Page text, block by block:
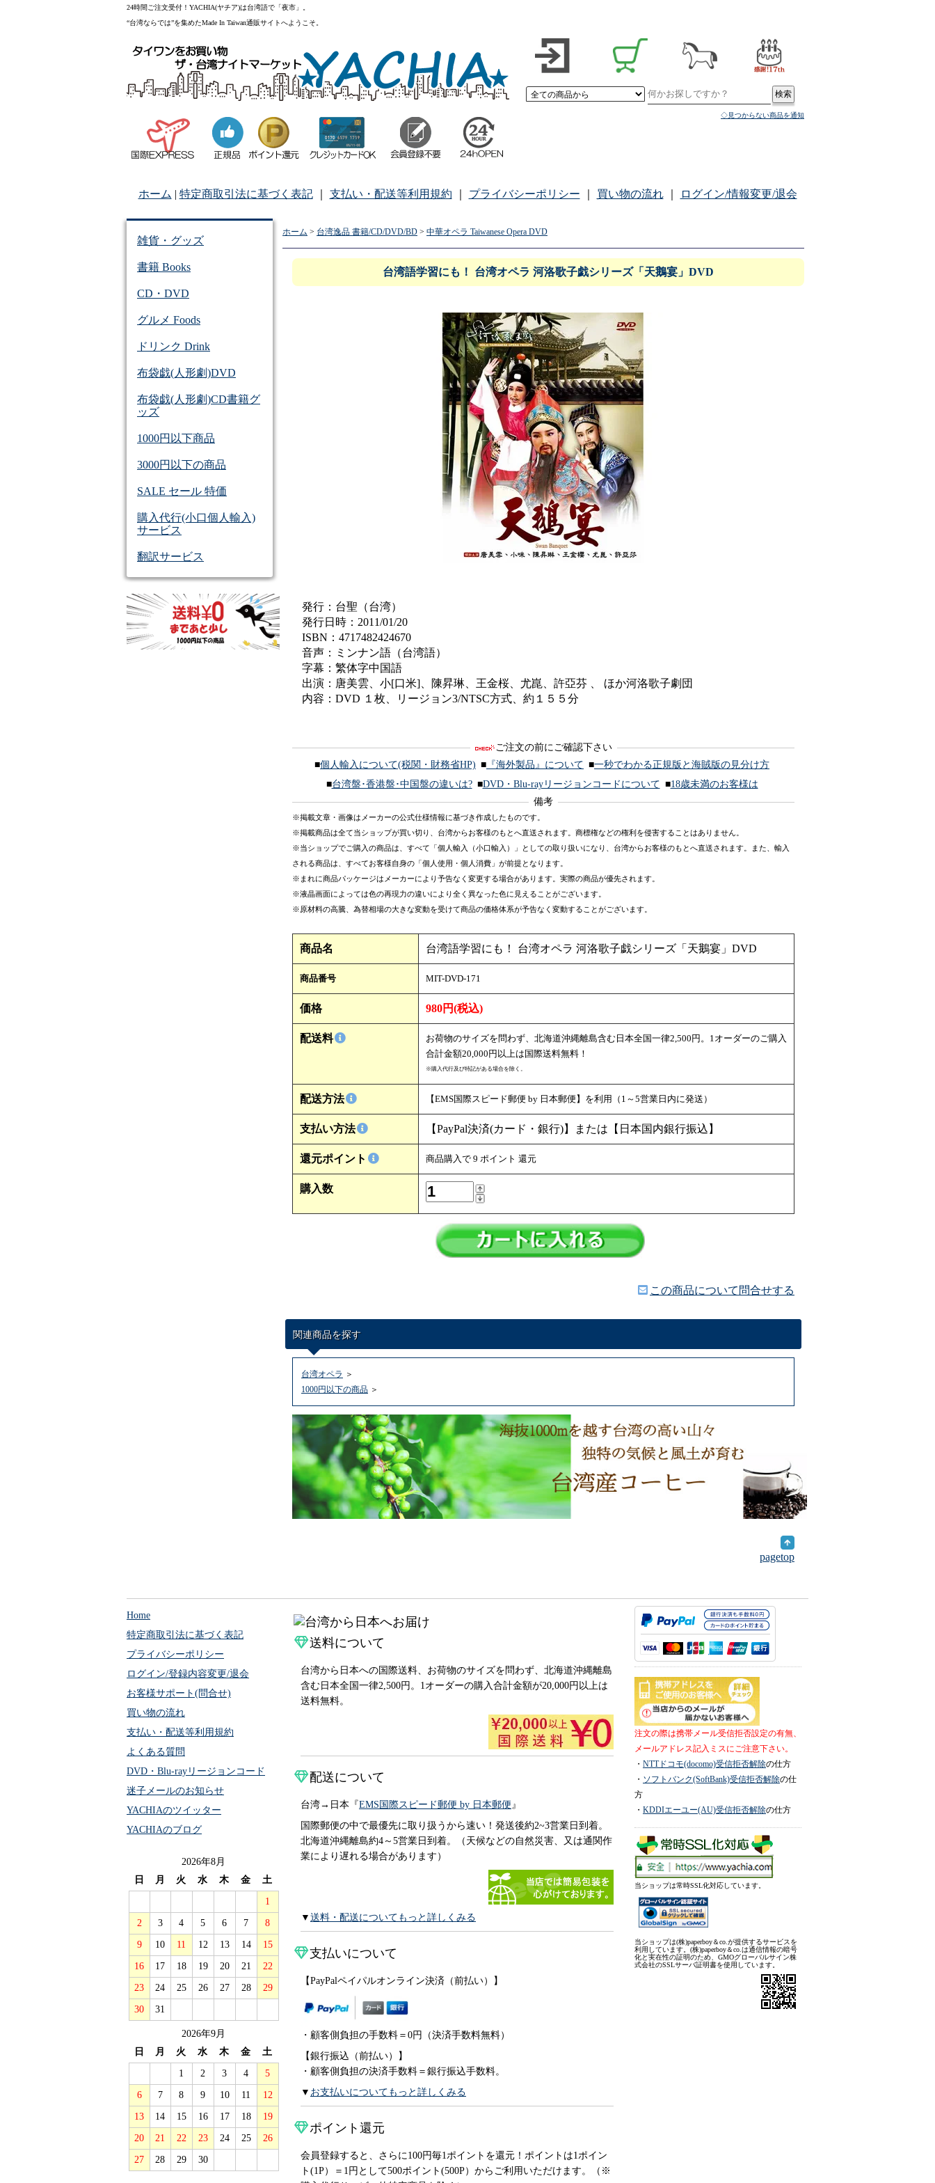
24時間ご注文受付！YACHIA(ヤチア)は台湾語で「夜市」。
“台湾ならでは”を集めたMade In Taiwan通販サイトへようこそ。
◇見つからない商品を通知
ホーム | 特定商取引法に基づく表記｜ 支払い・配送等利用規約 プライバシーポリシー 買い物の流れ｜ ログイン/情報変更/退会
雑貨・グッズ
書籍 Books
CD・DVD
グルメ Foods
ドリンク Drink
布袋戯(人形劇)DVD
布袋戯(人形劇)CD書籍グ
ッズ
1000円以下商品
3000円以下の商品
SALE セール 特価
購入代行(小口個人輸入)
サービス
翻訳サービス
ホーム > 台湾逸品 書籍/CD/DVD/BD > 中華オペラ Taiwanese Opera DVD
台湾語学習にも！ 台湾オペラ 河洛歌子戯シリーズ「天鵝宴」DVD
発行：台聖（台湾）
発行日時：2011/01/20
ISBN：4717482424670
音声：ミンナン語（台湾語）
字幕：繁体字中国語
出演：唐美雲、小[口米]、陳昇琳、王金桜、尤崑、許亞芬 、 ほか河洛歌子劇団
内容：DVD １枚、リージョン3/NTSC方式、約１５５分
ご注文の前にご確認下さい
■個人輸入について(税関・財務省HP) ■ 『海外製品』について ■一秒でわかる正規版と海賊版の見分け方
■台湾盤･香港盤･中国盤の違いは? ■DVD・Blu-rayリージョンコードについて ■18歳未満のお客様は
備考
※掲載文章・画像はメーカーの公式仕様情報に基づき作成したものです。
※掲載商品は全て当ショップが買い切り、台湾からお客様のもとへ直送されます。商標権などの権利を侵害することはありません。
※当ショップでご購入の商品は、すべて「個人輸入（小口輸入）」としての取り扱いになり、台湾からお客様のもとへ直送されます。また、輸入
される商品は、すべてお客様自身の「個人使用・個人消費」が前提となります。
※まれに商品パッケージはメーカーにより予告なく変更する場合があります。実際の商品が優先されます。
※液晶画面によっては色の再現力の違いにより全く異なった色に見えることがございます。
※原材料の高騰、為替相場の大きな変動を受けて商品の価格体系が予告なく変動することがございます。
商品名 台湾語学習にも！ 台湾オペラ 河洛歌子戯シリーズ「天鵝宴」DVD
商品番号 MIT-DVD-171
価格 980円(税込)
配送料
お荷物のサイズを問わず、北海道沖縄離島含む日本全国一律2,500円。1オーダーのご購入
合計金額20,000円以上は国際送料無料！
※購入代行及び特記がある場合を除く。
配送方法 【EMS国際スピード郵便 by 日本郵便】を利用（1～5営業日内に発送）
支払い方法 【PayPal決済(カード・銀行)】 または 【日本国内銀行振込】
還元ポイント 商品購入で 9 ポイント 還元
購入数
この商品について問合せする
関連商品を探す
台湾オペラ ＞
1000円以下の商品 ＞
pagetop
Home
特定商取引法に基づく表記
プライバシーポリシー
ログイン/登録内容変更/退会
お客様サポート(問合せ)
買い物の流れ
支払い・配送等利用規約
よくある質問
DVD・Blu-rayリージョンコード
迷子メールのお知らせ
YACHIAのツイッター
YACHIAのブログ
2026年8月
日
月 火 水 木 金 土
1
2 3 4 5 6 7 8
9 10 11 12 13 14 15
16 17 18 19 20 21 22
23 24 25 26 27 28 29
30 31
2026年9月
日
月 火 水 木 金 土
1 2 3 4 5
6 7 8 9 10 11 12
13 14 15 16 17 18 19
20 21 22 23 24 25 26
27 28 29 30
送料について
台湾から日本への国際送料、お荷物のサイズを問わず、北海道沖縄離島
含む日本全国一律2,500円。1オーダーの購入合計金額が20,000円以上は
送料無料。
配送について
台湾→日本『EMS国際スピード郵便 by 日本郵便 』
国際郵便の中で最優先に取り扱うから速い！発送後約2~3営業日到着。
北海道沖縄離島約4～5営業日到着。（天候などの自然災害、又は通関作
業により遅れる場合があります）
▼ 送料・配送についてもっと詳しくみる
支払いについて
【PayPalペイパルオンライン決済（前払い）】
・顧客側負担の手数料＝0円（決済手数料無料）
【銀行振込（前払い）】
・顧客側負担の決済手数料＝銀行振込手数料。
▼ お支払いについてもっと詳しくみる
ポイント還元
会員登録すると、さらに100円毎1ポイントを還元！ポイントは1ポイン
ト(1P）＝1円として500ポイント(500P）からご利用いただけます。（※
注文の際は携帯メール受信拒否設定の有無、
メールアドレス記入ミスにご注意下さい。
・ NTTドコモ(docomo)受信拒否解除の仕方
・ ソフトバンク(SoftBank)受信拒否解除の仕
方
・ KDDIエーユー(AU)受信拒否解除の仕方
当ショップは常時SSL化対応しています。
当ショップは(株)paperboy＆co.が提供するサービスを
利用しています。(株)paperboy＆co.は通信情報の暗号
化と実在性の証明のため、GMOグローバルサイン株
式会社のSSLサーバ証明書を使用しています。